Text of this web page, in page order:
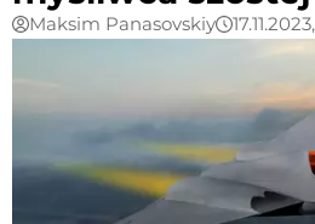
Maksim Panasovskiy